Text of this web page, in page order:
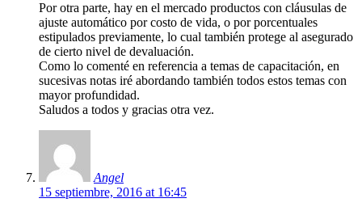
Por otra parte, hay en el mercado productos con cláusulas de
ajuste automático por costo de vida, o por porcentuales
estipulados previamente, lo cual también protege al asegurado
de cierto nivel de devaluación.
Como lo comenté en referencia a temas de capacitación, en
sucesivas notas iré abordando también todos estos temas con
mayor profundidad.
Saludos a todos y gracias otra vez.
Angel
15 septiembre, 2016 at 16:45